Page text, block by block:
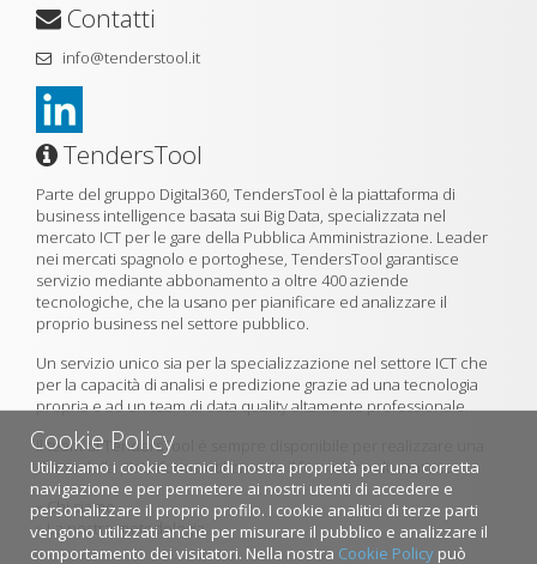
Cookie Policy
Utilizziamo i cookie tecnici di nostra proprietà per una corretta
navigazione e per permetere ai nostri utenti di accedere e
personalizzare il proprio profilo. I cookie analitici di terze parti
vengono utilizzati anche per misurare il pubblico e analizzare il
comportamento dei visitatori. Nella nostra Cookie Policy può
Contatti
info@tenderstool.it
TendersTool
Parte del gruppo Digital360, TendersTool è la piattaforma di
business intelligence basata sui Big Data, specializzata nel
mercato ICT per le gare della Pubblica Amministrazione. Leader
nei mercati spagnolo e portoghese, TendersTool garantisce
servizio mediante abbonamento a oltre 400 aziende
tecnologiche, che la usano per pianificare ed analizzare il
proprio business nel settore pubblico.
Un servizio unico sia per la specializzazione nel settore ICT che
per la capacità di analisi e predizione grazie ad una tecnologia
propria e ad un team di data quality altamente professionale.
Il team di TendersTool è sempre disponibile per realizzare una
demo della piattaforma utilizzando il formulario di contatto.
»Chi siamo
»La nostra metodologia